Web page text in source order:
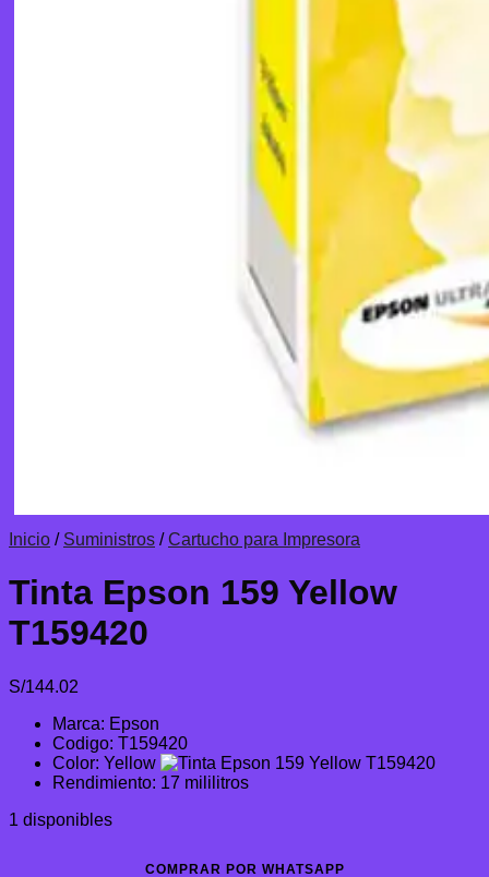
Inicio / Suministros / Cartucho para Impresora
Tinta Epson 159 Yellow
T159420
S/144.02
Marca: Epson
Codigo: T159420
Color: Yellow
Rendimiento: 17 mililitros
1 disponibles
COMPRAR POR WHATSAPP